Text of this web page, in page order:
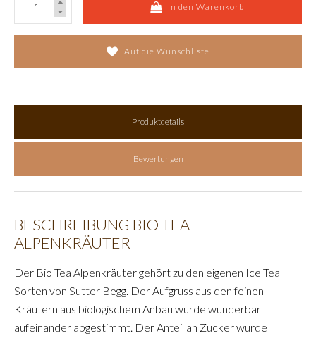
In den Warenkorb
Auf die Wunschliste
Produktdetails
Bewertungen
BESCHREIBUNG BIO TEA
ALPENKRÄUTER
Der Bio Tea Alpenkräuter gehört zu den eigenen Ice Tea
Sorten von Sutter Begg. Der Aufgruss aus den feinen
Kräutern aus biologischem Anbau wurde wunderbar
aufeinander abgestimmt. Der Anteil an Zucker wurde